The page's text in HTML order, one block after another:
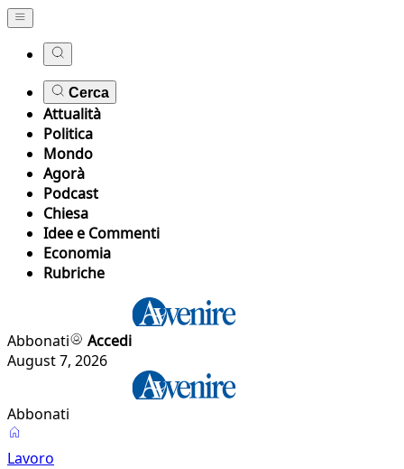
Cerca
Attualità
Politica
Mondo
Agorà
Podcast
Chiesa
Idee e Commenti
Economia
Rubriche
Abbonati
Accedi
August 7, 2026
Abbonati
Lavoro